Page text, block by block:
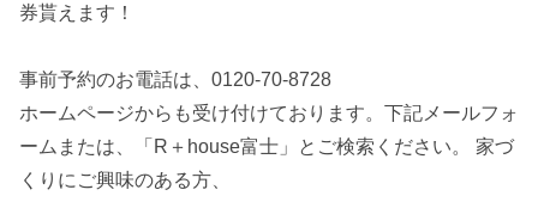
券貰えます！
事前予約のお電話は、0120-70-8728
ホームページからも受け付けております。下記メールフォ
ームまたは、「R＋house富士」とご検索ください。 家づ
くりにご興味のある方、